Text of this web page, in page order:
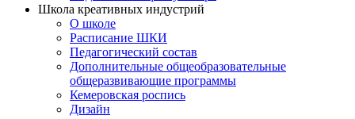
Школа креативных индустрий
О школе
Расписание ШКИ
Педагогический состав
Дополнительные общеобразовательные
общеразвивающие программы
Кемеровская роспись
Дизайн